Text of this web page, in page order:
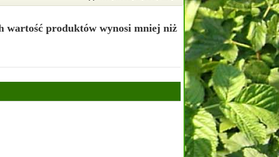
wartość produktów wynosi mniej niż